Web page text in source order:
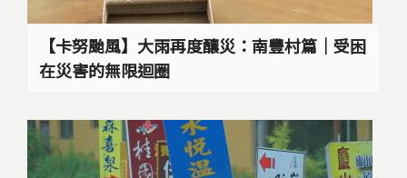
【卡努颱風】大雨再度釀災：南豐村篇｜受困
在災害的無限迴圈